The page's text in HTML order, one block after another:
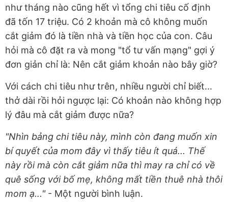
như tháng nào cũng hết vì tổng chi tiêu cố định
đã tốn 17 triệu. Có 2 khoản mà cô không muốn
cắt giảm đó là tiền nhà và tiền học của con. Câu
hỏi mà cô đặt ra và mong "tổ tư vấn mạng" gợi ý
đơn giản chỉ là: Nên cắt giảm khoản nào bây giờ?
Với cách chi tiêu như trên, nhiều người chỉ biết...
thở dài rồi hỏi ngược lại: Có khoản nào không hợp
lý đâu mà cắt giảm được nữa?
"Nhìn bảng chi tiêu này, mình còn đang muốn xin
bí quyết của mom đây vì thấy tiêu ít quá... Thế
này rồi mà còn cắt giảm nữa thì may ra chỉ có về
quê sống với bố mẹ, không mất tiền thuê nhà thôi
mom ạ..."- Một người bình luận.